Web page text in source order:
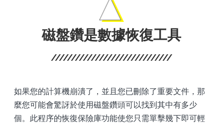
磁盤鑽是數據恢復工具
如果您的計算機崩潰了，並且您已刪除了重要文件，那
麼您可能會驚訝於使用磁盤鑽頭可以找到其中有多少
個。此程序的恢復保險庫功能使您只需單擊幾下即可輕